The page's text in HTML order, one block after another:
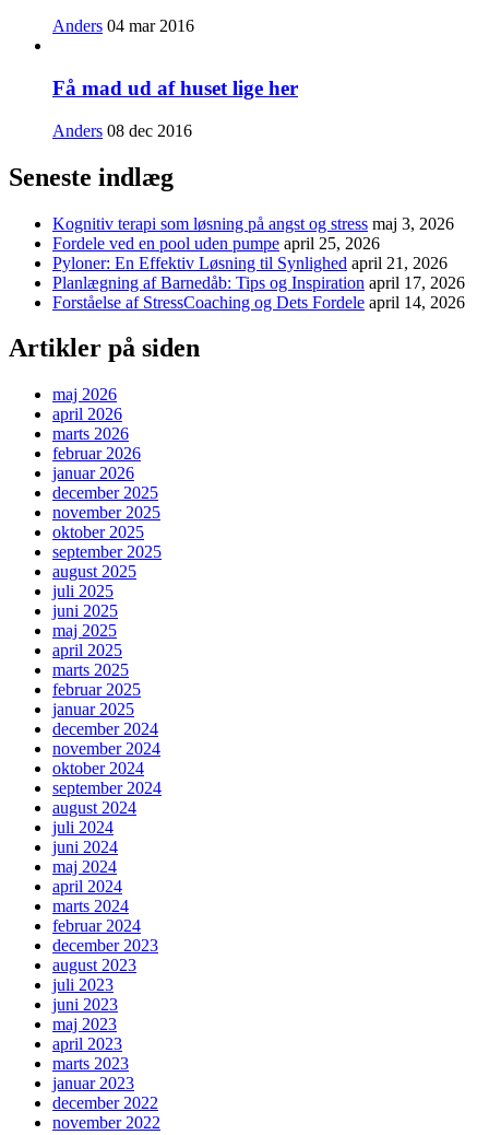
Anders 04 mar 2016
Få mad ud af huset lige her
Anders 08 dec 2016
Seneste indlæg
Kognitiv terapi som løsning på angst og stress maj 3, 2026
Fordele ved en pool uden pumpe april 25, 2026
Pyloner: En Effektiv Løsning til Synlighed april 21, 2026
Planlægning af Barnedåb: Tips og Inspiration april 17, 2026
Forståelse af StressCoaching og Dets Fordele april 14, 2026
Artikler på siden
maj 2026
april 2026
marts 2026
februar 2026
januar 2026
december 2025
november 2025
oktober 2025
september 2025
august 2025
juli 2025
juni 2025
maj 2025
april 2025
marts 2025
februar 2025
januar 2025
december 2024
november 2024
oktober 2024
september 2024
august 2024
juli 2024
juni 2024
maj 2024
april 2024
marts 2024
februar 2024
december 2023
august 2023
juli 2023
juni 2023
maj 2023
april 2023
marts 2023
januar 2023
december 2022
november 2022